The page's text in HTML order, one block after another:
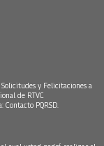
Solicitudes y Felicitaciones a
de RTVC
Contacto PQRSD.